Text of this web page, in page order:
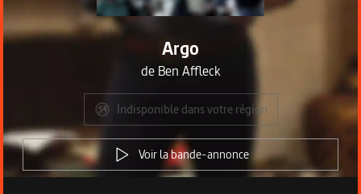
Argo
de Ben Affleck
Indisponible dans votre région
Voir la bande-annonce